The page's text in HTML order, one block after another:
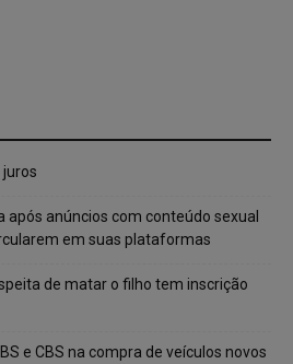
após anúncios com conteúdo sexual
em suas plataformas
de matar o filho tem inscrição
e CBS na compra de veículos novos